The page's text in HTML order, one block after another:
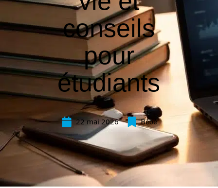
conseils
pour
étudiants
22 mai 2026 Bébé